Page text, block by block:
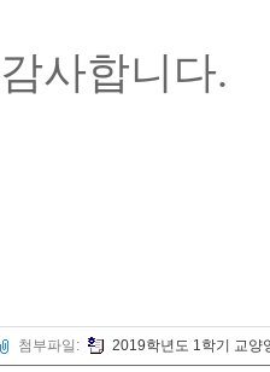
감사합니다.
첨부파일: 2019학년도 1학기 교양